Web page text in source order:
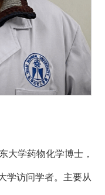
大学药物化学博士，
学访问学者。主要从